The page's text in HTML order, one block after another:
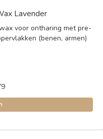
Lavender
voor ontharing met pre-
(benen, armen)